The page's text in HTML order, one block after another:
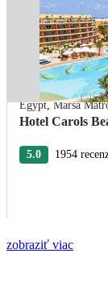
Egypt,Marsa
Hotel Carols
5.0 1954
zobraziť viac